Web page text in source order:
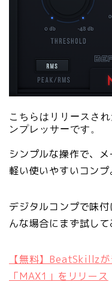
こちらはリリースさ
ンプレッサーです。
シンプルな操作で、
軽い使いやすいコンプ
デジタルコンプで味
んな場合にまず試して
【無料】BeatSkillz
「MAX1」をリリース